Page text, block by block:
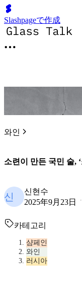
Slashpageで作成
와인
소련이 만든 국민 술,
신
신현수
2025年9月23日
카테고리
샴페인
와인
러시아